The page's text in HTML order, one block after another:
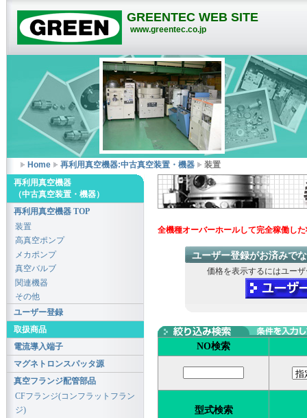
GREENTEC WEB SITE
www.greentec.co.jp
Home 再利用真空機器:中古真空装置・機器 装置
全機種オーバーホールして完全稼働し
ユーザー登録がお済みで
価格を表示するにはユー
NO検索
型式検索
再利用真空機器
（中古真空装置・機器）
再利用真空機器 TOP
装置
高真空ポンプ
メカポンプ
真空バルブ
関連機器
その他
ユーザー登録
取扱商品
電流導入端子
マグネトロンスパッタ源
真空フランジ配管部品
CFフランジ(コンフラットフラン
ジ)